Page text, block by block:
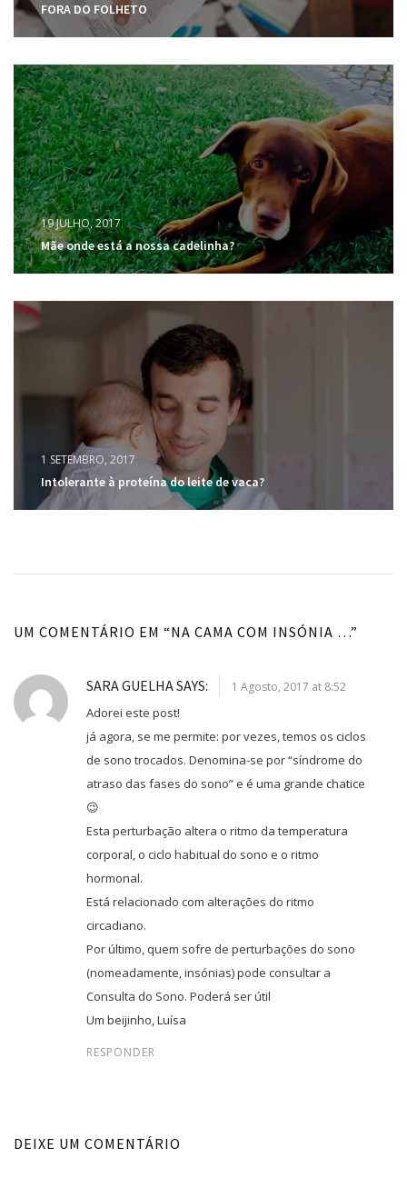
FORA DO FOLHETO
19 JULHO, 2017
Mãe onde está a nossa cadelinha?
1 SETEMBRO, 2017
Intolerante à proteína do leite de vaca?
UM COMENTÁRIO EM “NA CAMA COM INSÓNIA …”
SARA GUELHASAYS: 1 Agosto, 2017 at 8:52
Adorei este post!
já agora, se me permite: por vezes, temos os ciclos
de sono trocados. Denomina-se por “síndrome do
atraso das fases do sono” e é uma grande chatice
😉
Esta perturbação altera o ritmo da temperatura
corporal, o ciclo habitual do sono e o ritmo
hormonal.
Está relacionado com alterações do ritmo
circadiano.
Por último, quem sofre de perturbações do sono
(nomeadamente, insónias) pode consultar a
Consulta do Sono. Poderá ser útil
Um beijinho, Luísa
RESPONDER
DEIXE UM COMENTÁRIO